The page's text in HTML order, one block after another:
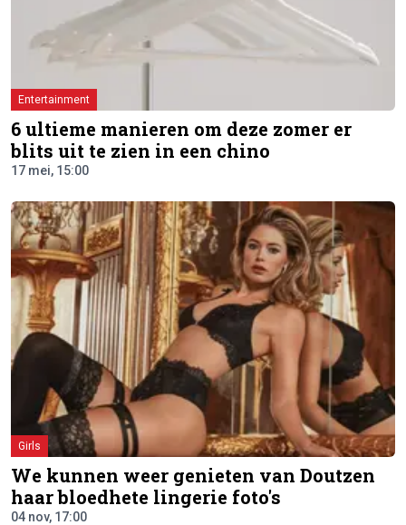
Entertainment
6 ultieme manieren om deze zomer er
blits uit te zien in een chino
17 mei, 15:00
Girls
We kunnen weer genieten van Doutzen
haar bloedhete lingerie foto's
04 nov, 17:00